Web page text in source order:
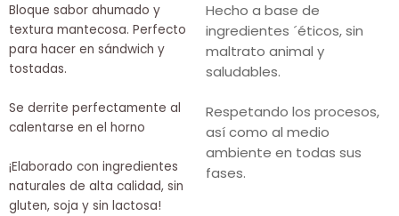
Bloque sabor ahumado y
textura mantecosa. Perfecto
para hacer en sándwich y
tostadas.
Se derrite perfectamente al
calentarse en el horno
¡Elaborado con ingredientes
naturales de alta calidad, sin
gluten, soja y sin lactosa!
Hecho a base de
ingredientes ´éticos, sin
maltrato animal y
saludables.
Respetando los procesos,
así como al medio
ambiente en todas sus
fases.